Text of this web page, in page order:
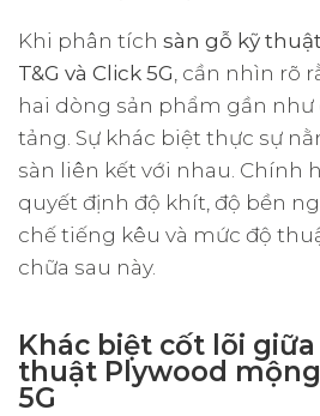
Khi phân tích sàn gỗ kỹ
T&G và Click 5G , cần nhìn rõ
hai dòng sản phẩm gần
tảng. Sự khác biệt thực sự
sàn liên kết với nhau. Chính
quyết định độ khít, độ bền
chế tiếng kêu và mức độ
chữa sau này.
Khác biệt cốt lõi
thuật Plywood mộng
5G